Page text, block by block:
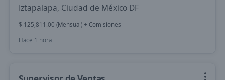
Iztapalapa, Ciudad de México DF
$ 125,811.00 (Mensual) + Comisiones
Hace 1 hora